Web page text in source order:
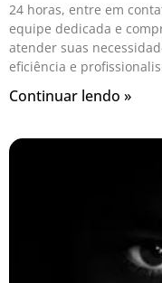
24 horas, entre em
equipe dedicada e
atender suas
eficiência e
Continuar lendo »